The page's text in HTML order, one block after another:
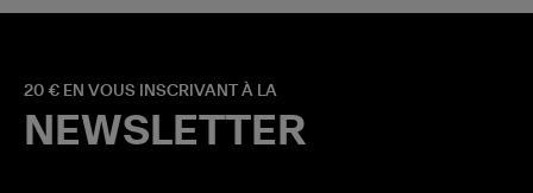
20 € EN VOUS INSCRIVANT À LA
NEWSLETTER